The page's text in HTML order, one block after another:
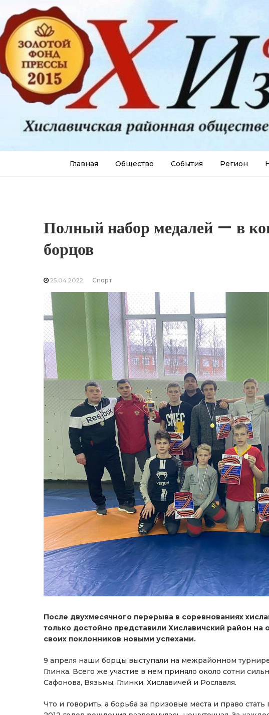
Главная Общество События Регион
Полный набор медалей — в
борцов
25.04.2022 Спорт
После двухмесячного перерыва в соревнованиях
только достойно представили Хиславичский район
своих поклонников новыми успехами.
9 апреля наши борцы выступали на межрайонном
Глинка. Всего же участие в нем приняло около сотни
Сафонова, Вязьмы, Глинки, Хиславичей и Рославля.
Что и говорить, а борьба за призовые места и право